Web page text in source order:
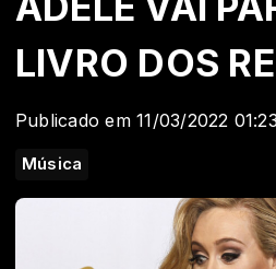
LIVRO DOS
Publicado em 11/03/2022 01:23
Música